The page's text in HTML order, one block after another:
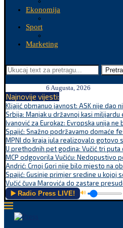
Ekonomija
Sport
Marketing
6 Augusta, 2026
Najnovije vijesti:
Kljajić obmanuo javnost: ASK nije dao
Srbija: Manjak u državnoj kasi milijardu
Ivanović za Eurokaz: Evropska unija
Spajić: Snažno podržavamo domaće
MPNI do kraja jula realizovalo gotovo
U prethodnih pet godina: Vučić tri puta
MCP odgovorila Vučiću: Nedopustivo
Andrić: Crnoj Gori nije bilo mjesto na
Spajić: Gusinje primjer sredine u kojoj
Vučić čuva Marovića do zastare
▶️ Radio Press LIVE! 🔊